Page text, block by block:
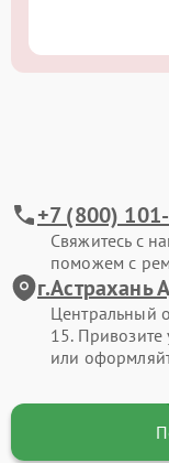
+7 (800)
Свяжитесь с
поможем с
г.Астрахань
Центральный
15. Привозите
или